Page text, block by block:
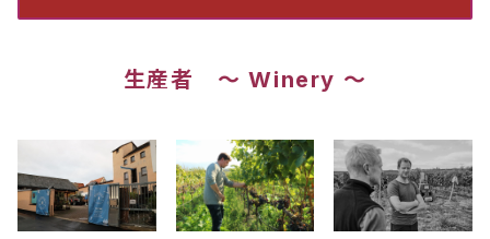
生産者 ～ Winery ～